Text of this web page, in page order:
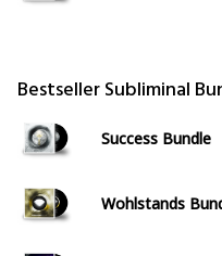
Bestseller Subliminal
Success Bundle
Wohlstands